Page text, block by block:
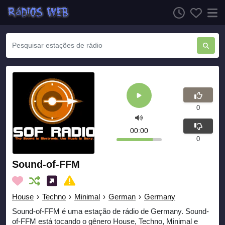
Sound-of-FFM
House › Techno › Minimal › German › Germany
Sound-of-FFM é uma estação de rádio de Germany. Sound-
of-FFM está tocando o gênero House, Techno, Minimal e
00:00
0
0